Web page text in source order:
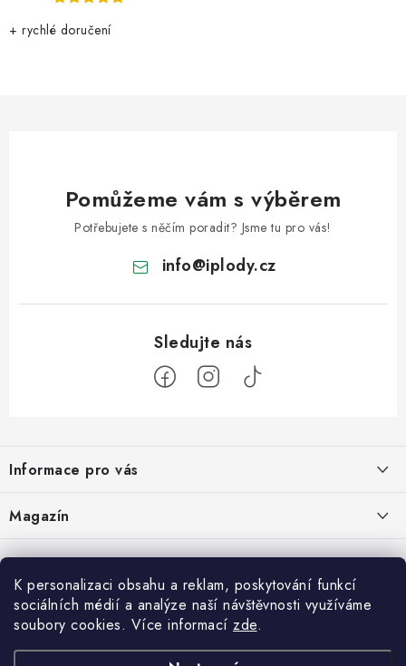
K personalizaci obsahu a reklam, poskytování funkcí
sociálních médií a analýze naší návštěvnosti využíváme
soubory cookies. Více informací zde.
+ rychlé doručení
Pomůžeme vám s výběrem
Potřebujete s něčím poradit? Jsme tu pro vás!
info@iplody.cz
p
a
t
í
Informace pro vás
Doprava a platba
Velkoobchod
Reklamace a vrácení zboží
Magazín
Kombucha – osvěžující nápoj pro zdravé zažívání
Konjak: Rostlina, která dala hubnutí a zdravému životnímu stylu nový
19.6.2026
Nákupní košík
0KS /0 KČ